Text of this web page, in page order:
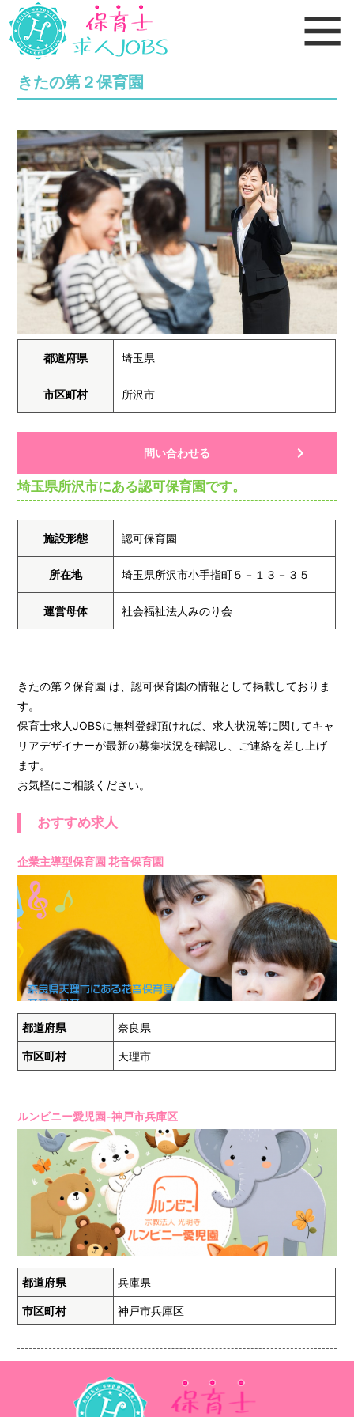
きたの第２保育園
都道府県 埼玉県
市区町村 所沢市
問い合わせる
埼玉県所沢市にある認可保育園です。
施設形態 認可保育園
所在地 埼玉県所沢市小手指町５－１３－３５
運営母体 社会福祉法人みのり会
きたの第２保育園 は、認可保育園の情報として掲載しておりま
す。
保育士求人JOBSに無料登録頂ければ、求人状況等に関してキャ
リアデザイナーが最新の募集状況を確認し、ご連絡を差し上げ
ます。
お気軽にご相談ください。
おすすめ求人
企業主導型保育園 花音保育園
都道府県 奈良県
市区町村 天理市
ルンビニー愛児園-神戸市兵庫区
都道府県 兵庫県
市区町村 神戸市兵庫区